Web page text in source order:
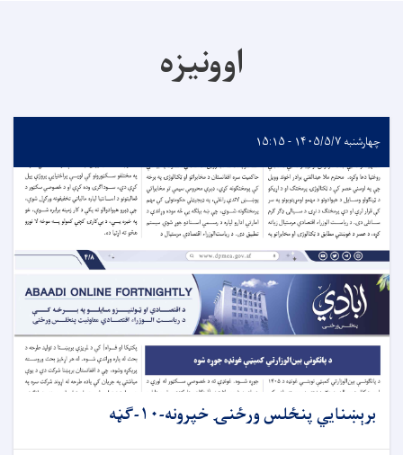
اوونیزه
چهارشنبه ۱۴۰۵/۵/۷ - ۱۵:۱۵
برېښنایي پنځلس ورځنۍ خپرونه-۱۰-ګڼه